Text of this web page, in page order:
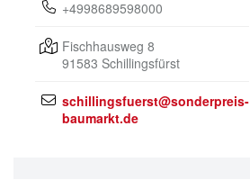
+4998689598000
Fischhausweg 8
91583 Schillingsfürst
schillingsfuerst@sonderpreis-
baumarkt.de